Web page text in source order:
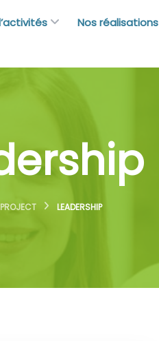
Nos réalisations
PROJECT LEADERSHIP